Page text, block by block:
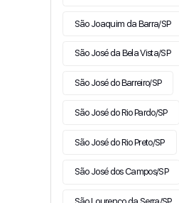
São Joaquim da Barra/SP
São José da Bela Vista/SP
São José do Barreiro/SP
São José do Rio Pardo/SP
São José do Rio Preto/SP
São José dos Campos/SP